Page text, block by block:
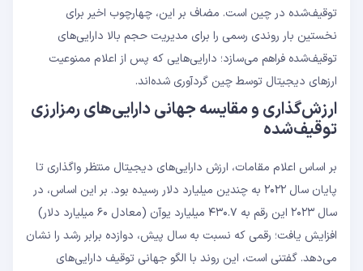
توقیف‌شده در چین است. مضاف بر این، چهارچوب اخیر برای
نخستین بار روندی رسمی را برای مدیریت حجم بالا دارایی‌های
توقیف‌شده‌ فراهم می‌سازد؛ دارایی‌هایی که پس از اعلام ممنوعیت
ارزهای دیجیتال توسط چین گردآوری شده‌اند.
ارزش‌گذاری و مقایسه جهانی دارایی‌های رمزارزی
توقیف‌شده
بر اساس اعلام مقامات، ارزش دارایی‌های دیجیتال منتظر واگذاری تا
پایان سال ۲۰۲۲ به چندین میلیارد دلار رسیده بود. بر این اساس، در
سال ۲۰۲۳ این رقم به ۴۳۰.۷ میلیارد یوآن (معادل ۶۰ میلیارد دلار)
افزایش یافت؛ رقمی که نسبت به سال پیش، دوازده برابر رشد را نشان
می‌دهد. گفتنی است، این روند با الگو جهانی توقیف دارایی‌های